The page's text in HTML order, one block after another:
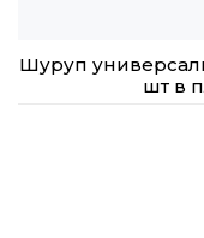
Шуруп
шт в